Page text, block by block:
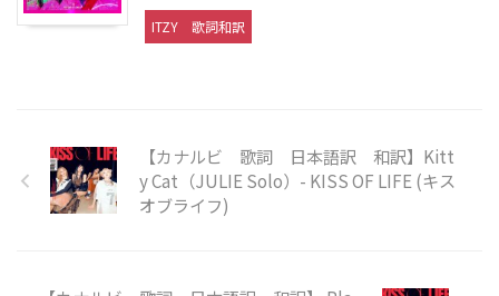
ITZY 歌詞和訳
【カナルビ 歌詞 日本語訳 和訳】Kitt
y Cat（JULIE Solo）- KISS OF LIFE (キス
オブライフ)